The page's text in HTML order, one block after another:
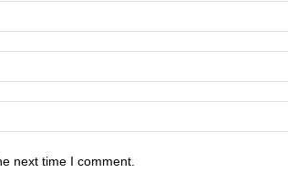
next time I comment.